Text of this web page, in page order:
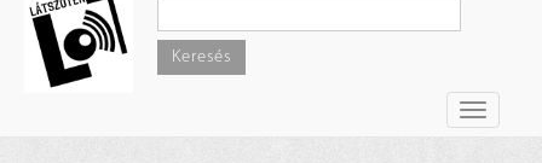
tartalomra
Keresés
Toggle